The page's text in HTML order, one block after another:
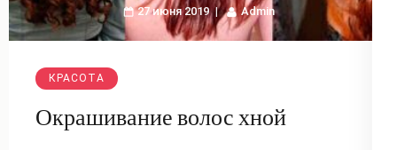
27 июня 2019 Admin
КРАСОТА
Окрашивание волос хной